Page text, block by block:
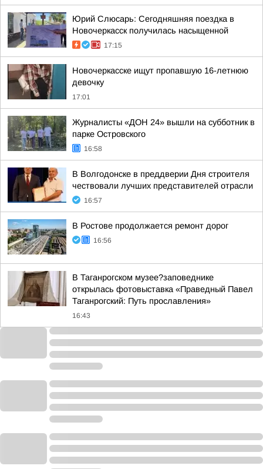
Юрий Слюсарь: Сегодняшняя поездка в
Новочеркасск получилась насыщенной
17:15
Новочеркасске ищут пропавшую 16-летнюю
девочку
17:01
Журналисты «ДОН 24» вышли на субботник в
парке Островского
16:58
В Волгодонске в преддверии Дня строителя
чествовали лучших представителей отрасли
16:57
В Ростове продолжается ремонт дорог
16:56
В Таганрогском музее?заповеднике
открылась фотовыставка «Праведный Павел
Таганрогский: Путь прославления»
16:43